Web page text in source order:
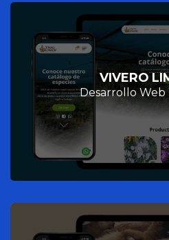
VIVERO
Desarrollo Web